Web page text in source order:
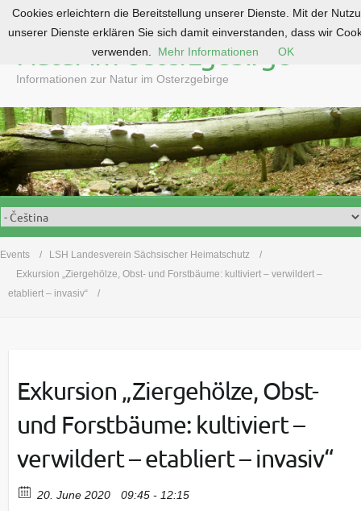
o
c
o
t
e
n
Natur im Osterzgebirge
Informationen zur Natur im Osterzgebirge
Events
LSH Landesverein Sächsischer Heimatschutz
Exkursion „Ziergehölze, Obst- und Forstbäume: kultiviert – verwildert –
etabliert – invasiv“
Exkursion „Ziergehölze, Obst-
und Forstbäume: kultiviert –
verwildert – etabliert – invasiv“
20. June 2020 09:45 - 12:15
Cookies erleichtern die Bereitstellung unserer Dienste. Mit der
unserer Dienste erklären Sie sich damit einverstanden, dass wir
verwenden.
Mehr Informationen OK